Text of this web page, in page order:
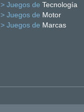
> Juegos de Tecnología
> Juegos de Motor
> Juegos de Marcas